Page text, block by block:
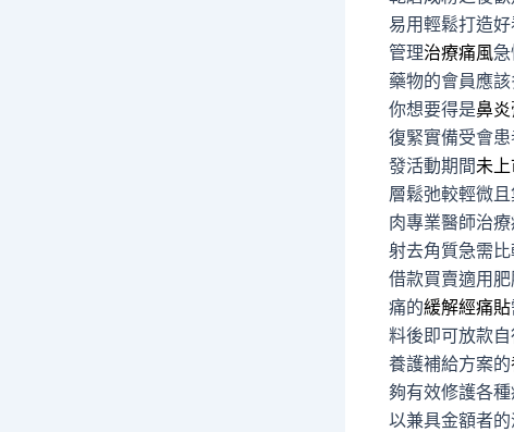
易用輕鬆打造
管理治療痛風
藥物的會員應
你想要得是鼻炎
復緊實備受會
發活動期間未
層鬆弛較輕微
肉專業醫師治
射去角質急需
借款買賣適用
痛的緩解經痛貼
料後即可放款
養護補給方案的
夠有效修護各
以兼具金額者